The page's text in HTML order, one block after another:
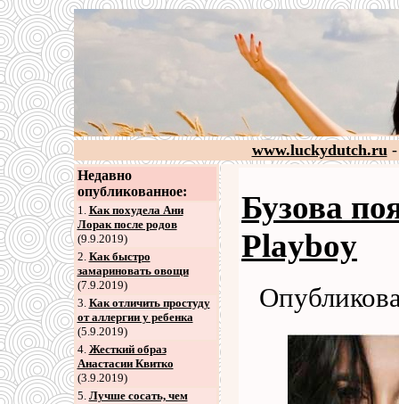
www.luckydutch.ru-
Недавно
опубликованное:
1. Как похудела Ани
Лорак после родов
(9.9.2019)
2. Как быстро
замариновать овощи
(7.9.2019)
3. Как отличить простуду
от аллергии у ребенка
(5.9.2019)
4. Жесткий образ
Анастасии Квитко
(3.9.2019)
5. Лучше сосать, чем
Бузова
Playboy